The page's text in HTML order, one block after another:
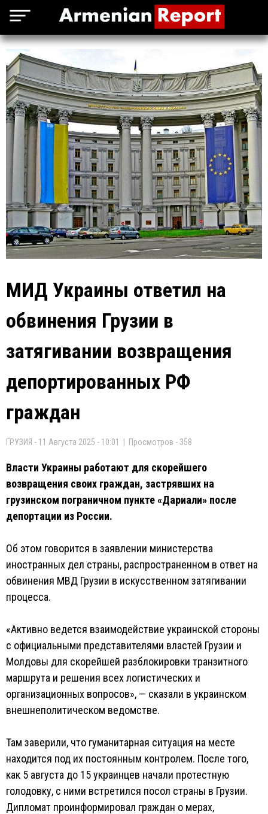
МИД Украины ответил на
обвинения Грузии в
затягивании возвращения
депортированных РФ
граждан
ГРУЗИЯ - 11 Августа 2025 - 10:01 | Просмотров - 358
Власти Украины работают для скорейшего
возвращения своих граждан, застрявших на
грузинском пограничном пункте «Дариали» после
депортации из России.
Об этом говорится в заявлении министерства
иностранных дел страны, распространенном в ответ на
обвинения МВД Грузии в искусственном затягивании
процесса.
«Активно ведется взаимодействие украинской стороны
с официальными представителями властей Грузии и
Молдовы для скорейшей разблокировки транзитного
маршрута и решения всех логистических и
организационных вопросов», — сказали в украинском
внешнеполитическом ведомстве.
Там заверили, что гуманитарная ситуация на месте
находится под их постоянным контролем. После того,
как 5 августа до 15 украинцев начали протестную
голодовку, с ними встретился посол страны в Грузии.
Дипломат проинформировал граждан о мерах,